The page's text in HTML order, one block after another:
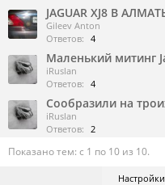
JAGUAR XJ8 В
Gileev Anton
Ответов: 4
Маленький митинг
iRuslan
Ответов: 4
Сообразили на
iRuslan
Ответов: 2
Показано тем: с 1 по 10 из 10.